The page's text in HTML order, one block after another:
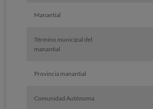
Manantial
Término municipal del
manantial
Provincia manantial
Comunidad Autónoma